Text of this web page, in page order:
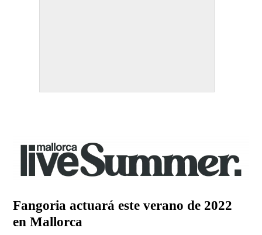
Fangoria actuará este verano de 2022
en Mallorca